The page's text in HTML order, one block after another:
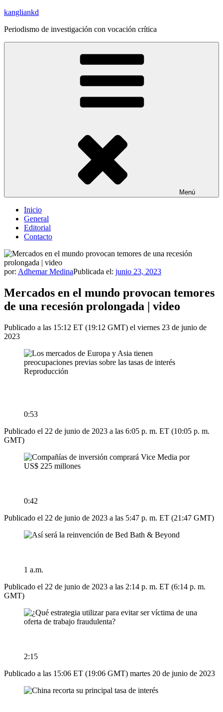
Saltar
contenido
kangliankd
Periodismo de investigación con vocación crítica
Menú
Inicio
General
Editorial
Contacto
por: Adhemar MedinaPublicada el: junio 23, 2023
Mercados en el mundo provocan temores
de una recesión prolongada | video
Publicado a las 15:12 ET (19:12 GMT) el viernes 23 de junio de
2023
Reproducción
0:53
Publicado el 22 de junio de 2023 a las 6:05 p. m. ET (10:05 p. m.
GMT)
0:42
Publicado el 22 de junio de 2023 a las 5:47 p. m. ET (21:47 GMT)
1 a.m.
Publicado el 22 de junio de 2023 a las 2:14 p. m. ET (6:14 p. m.
GMT)
2:15
Publicado a las 15:06 ET (19:06 GMT) martes 20 de junio de 2023